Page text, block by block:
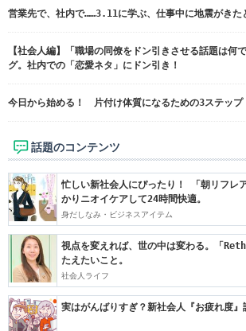
営業先で、社内で……3.11に学ぶ、仕事中に地震がきた
【社会人編】「職場の同僚をドン引きさせる話題は何
グ。社内での「恋愛ネタ」にドン引き！
今日から始める！ 片付け体質になるための3ステップ
話題のコンテンツ
忙しい新社会人にぴったり！ 「朝リフレ
かりニオイケアして24時間快適。
身だしなみ・ビジネスアイテム
視点を変えれば、世の中は変わる。「
たえたいこと。
社会人ライフ
実はがんばりすぎ？新社会人『お疲れ度』